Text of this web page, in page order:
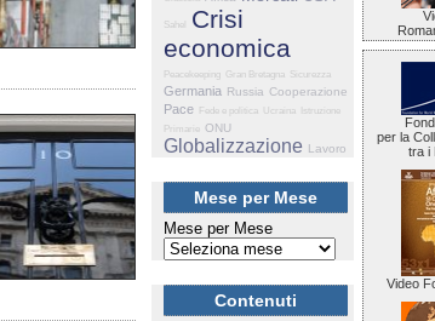
Sahel
Crisi
economica
Peacekeeping Gran Bretagna Sicurezza
Germania Russia Cooperazione
Pace Fede e politica Ucraina
Istruzione
Primarie ONU
Globalizzazione Lavoro
Mese per Mese
Mese per Mese
Contenuti
per la
tra i
Video